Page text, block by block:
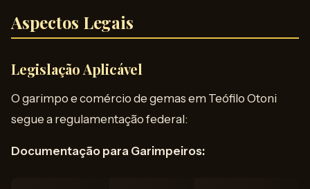
Aspectos Legais
Legislação Aplicável
O garimpo e comércio de gemas em Teófilo Otoni
segue a regulamentação federal:
Documentação para Garimpeiros: